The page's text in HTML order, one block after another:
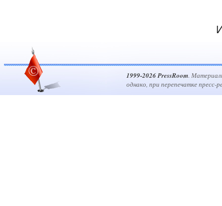
1999-2026 PressRoom.
однако, при перепечатке пресс-